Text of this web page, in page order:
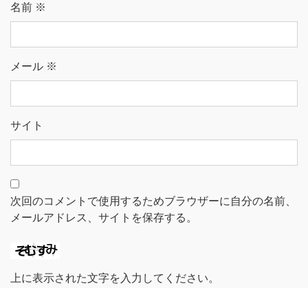
名前 ※
メール ※
サイト
次回のコメントで使用するためブラウザーに自分の名前、
メールアドレス、サイトを保存する。
上に表示された文字を入力してください。